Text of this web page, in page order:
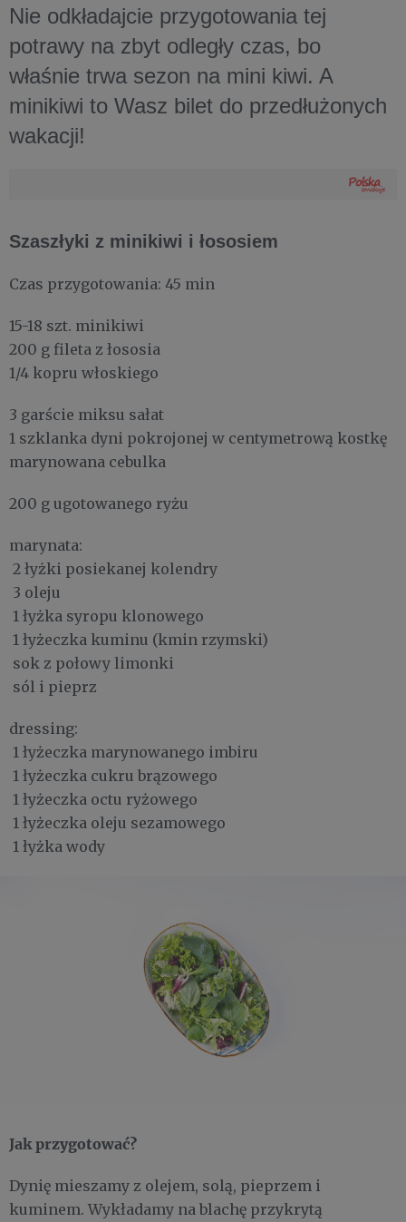
Nie odkładajcie przygotowania tej
potrawy na zbyt odległy czas, bo
właśnie trwa sezon na mini kiwi. A
minikiwi to Wasz bilet do przedłużonych
wakacji!
Szaszłyki z minikiwi i łososiem
Czas przygotowania: 45 min
15-18 szt. minikiwi
200 g fileta z łososia
1/4 kopru włoskiego
3 garście miksu sałat
1 szklanka dyni pokrojonej w centymetrową kostkę
marynowana cebulka
200 g ugotowanego ryżu
marynata:
2 łyżki posiekanej kolendry
3 oleju
1 łyżka syropu klonowego
1 łyżeczka kuminu (kmin rzymski)
sok z połowy limonki
sól i pieprz
dressing:
1 łyżeczka marynowanego imbiru
1 łyżeczka cukru brązowego
1 łyżeczka octu ryżowego
1 łyżeczka oleju sezamowego
1 łyżka wody
Jak przygotować?
Dynię mieszamy z olejem, solą, pieprzem i
kuminem. Wykładamy na blachę przykrytą